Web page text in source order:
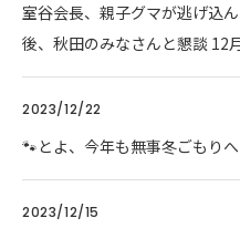
室谷会長、親子グマが逃げ込
後、秋田のみなさんと懇談 12
2023/12/22
🐾とよ、今年も無事冬ごもりへ
2023/12/15